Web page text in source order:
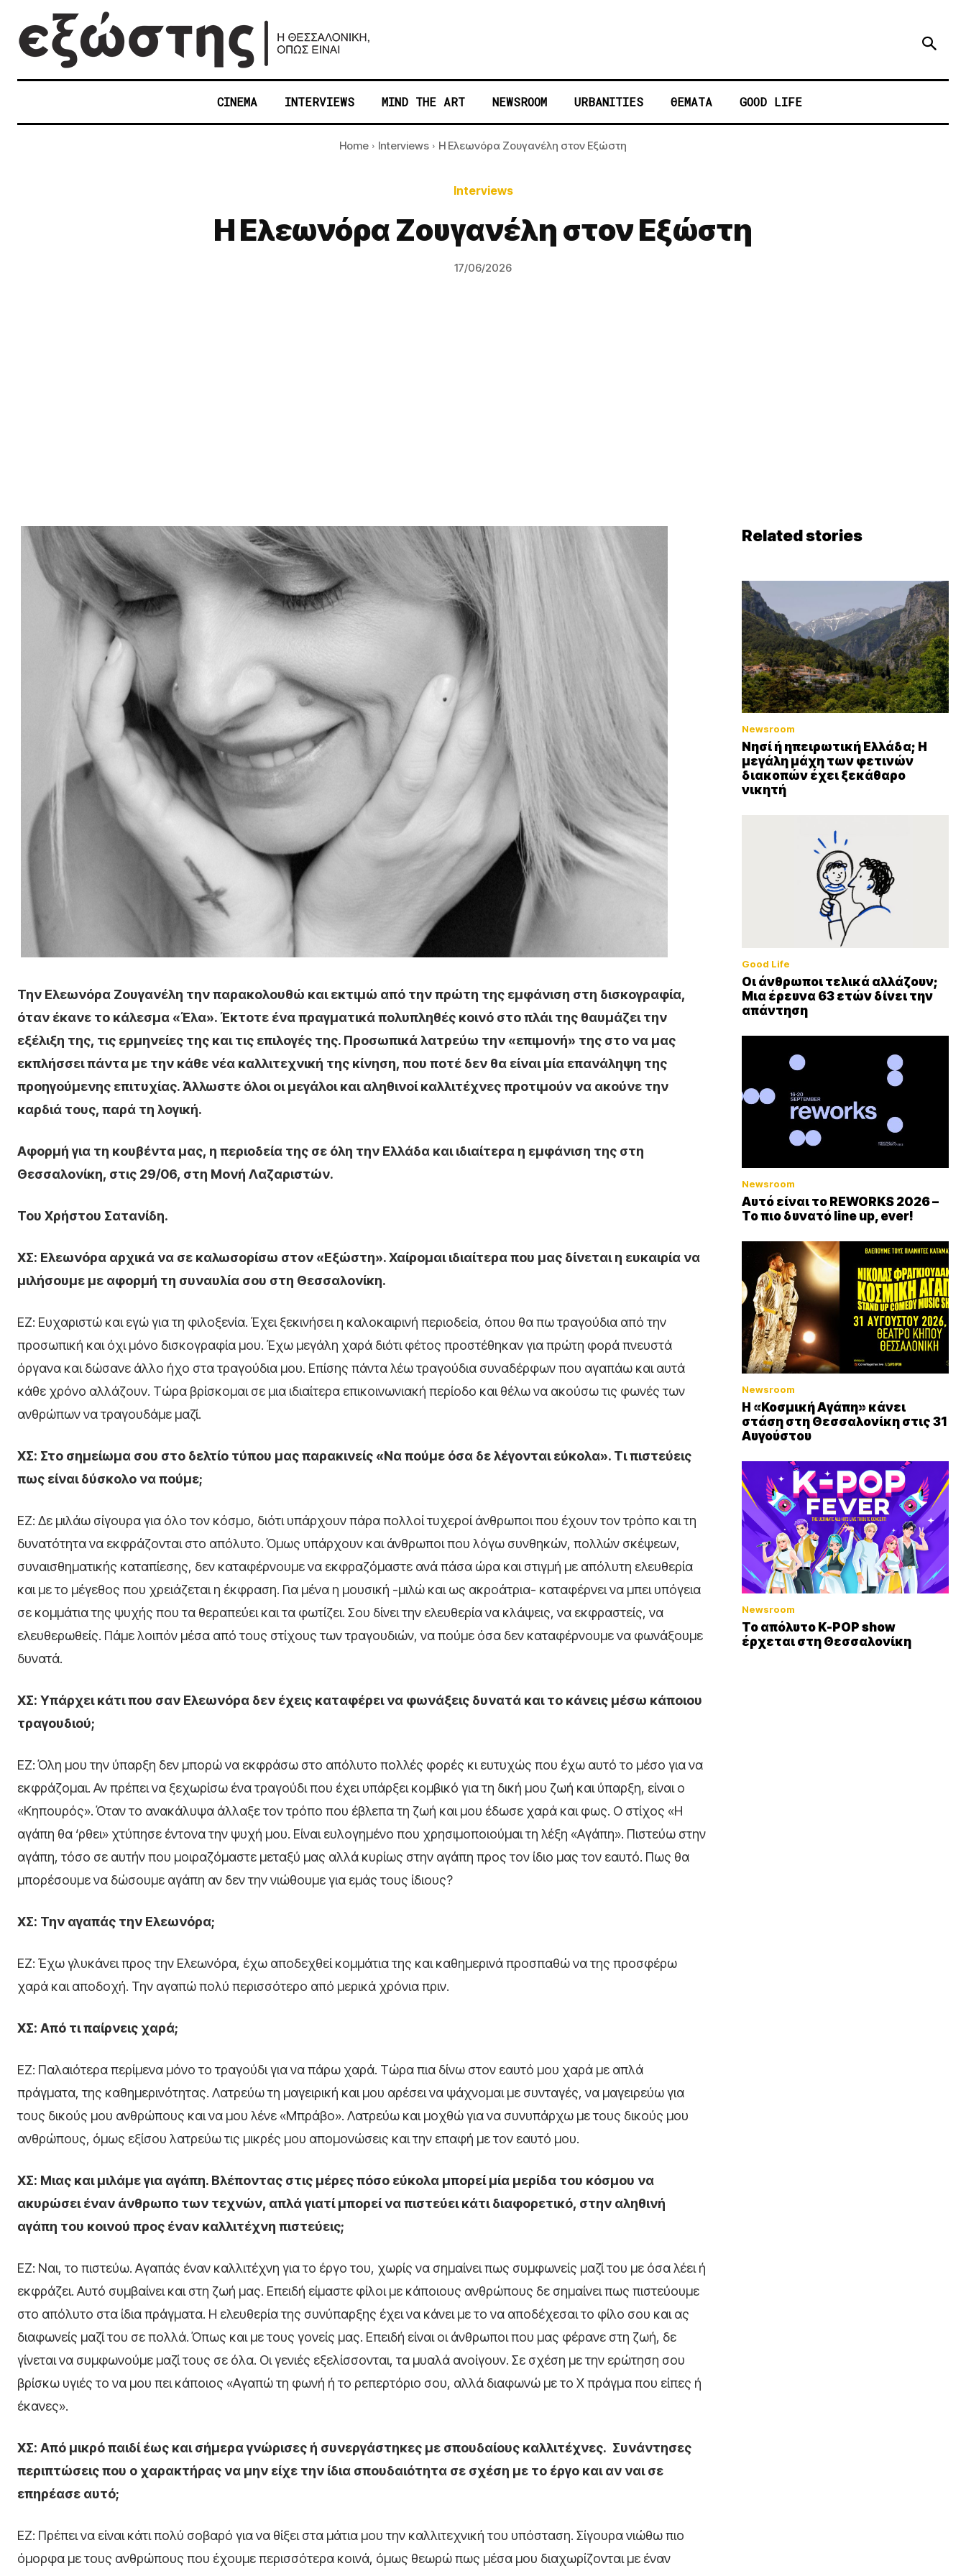
CINEMA INTERVIEWS MIND THE ART NEWSROOM URBANITIES ΘΕΜΑΤΑ GOOD LIFE
Home Interviews Η Ελεωνόρα Ζουγανέλη στον Εξώστη
Interviews
Η Ελεωνόρα Ζουγανέλη στον Εξώστη
17/06/2026
Την Ελεωνόρα Ζουγανέλη την παρακολουθώ και εκτιμώ από την πρώτη της εμφάνιση στη δισκογραφία,
όταν έκανε το κάλεσμα «Έλα». Έκτοτε ένα πραγματικά πολυπληθές κοινό στο πλάι της θαυμάζει την
εξέλιξη της, τις ερμηνείες της και τις επιλογές της. Προσωπικά λατρεύω την «επιμονή» της στο να μας
εκπλήσσει πάντα με την κάθε νέα καλλιτεχνική της κίνηση, που ποτέ δεν θα είναι μία επανάληψη της
προηγούμενης επιτυχίας. Άλλωστε όλοι οι μεγάλοι και αληθινοί καλλιτέχνες προτιμούν να ακούνε την
καρδιά τους, παρά τη λογική.
Αφορμή για τη κουβέντα μας, η περιοδεία της σε όλη την Ελλάδα και ιδιαίτερα η εμφάνιση της στη
Θεσσαλονίκη, στις 29/06, στη Μονή Λαζαριστών.
Του Χρήστου Σατανίδη.
ΧΣ: Ελεωνόρα αρχικά να σε καλωσορίσω στον «Εξώστη». Χαίρομαι ιδιαίτερα που μας δίνεται η ευκαιρία να
μιλήσουμε με αφορμή τη συναυλία σου στη Θεσσαλονίκη.
ΕΖ: Ευχαριστώ και εγώ για τη φιλοξενία. Έχει ξεκινήσει η καλοκαιρινή περιοδεία, όπου θα πω τραγούδια από την
προσωπική και όχι μόνο δισκογραφία μου. Έχω μεγάλη χαρά διότι φέτος προστέθηκαν για πρώτη φορά πνευστά
όργανα και δώσανε άλλο ήχο στα τραγούδια μου. Επίσης πάντα λέω τραγούδια συναδέρφων που αγαπάω και αυτά
κάθε χρόνο αλλάζουν. Τώρα βρίσκομαι σε μια ιδιαίτερα επικοινωνιακή περίοδο και θέλω να ακούσω τις φωνές των
ανθρώπων να τραγουδάμε μαζί.
ΧΣ: Στο σημείωμα σου στο δελτίο τύπου μας παρακινείς «Να πούμε όσα δε λέγονται εύκολα». Τι πιστεύεις
πως είναι δύσκολο να πούμε;
ΕΖ: Δε μιλάω σίγουρα για όλο τον κόσμο, διότι υπάρχουν πάρα πολλοί τυχεροί άνθρωποι που έχουν τον τρόπο και τη
δυνατότητα να εκφράζονται στο απόλυτο. Όμως υπάρχουν και άνθρωποι που λόγω συνθηκών, πολλών σκέψεων,
συναισθηματικής καταπίεσης, δεν καταφέρνουμε να εκφραζόμαστε ανά πάσα ώρα και στιγμή με απόλυτη ελευθερία
και με το μέγεθος που χρειάζεται η έκφραση. Για μένα η μουσική -μιλώ και ως ακροάτρια- καταφέρνει να μπει υπόγεια
σε κομμάτια της ψυχής που τα θεραπεύει και τα φωτίζει. Σου δίνει την ελευθερία να κλάψεις, να εκφραστείς, να
ελευθερωθείς. Πάμε λοιπόν μέσα από τους στίχους των τραγουδιών, να πούμε όσα δεν καταφέρνουμε να φωνάξουμε
δυνατά.
ΧΣ: Υπάρχει κάτι που σαν Ελεωνόρα δεν έχεις καταφέρει να φωνάξεις δυνατά και το κάνεις μέσω κάποιου
τραγουδιού;
ΕΖ: Όλη μου την ύπαρξη δεν μπορώ να εκφράσω στο απόλυτο πολλές φορές κι ευτυχώς που έχω αυτό το μέσο για να
εκφράζομαι. Αν πρέπει να ξεχωρίσω ένα τραγούδι που έχει υπάρξει κομβικό για τη δική μου ζωή και ύπαρξη, είναι ο
«Κηπουρός». Όταν το ανακάλυψα άλλαξε τον τρόπο που έβλεπα τη ζωή και μου έδωσε χαρά και φως. Ο στίχος «Η
αγάπη θα ‘ρθει» χτύπησε έντονα την ψυχή μου. Είναι ευλογημένο που χρησιμοποιούμαι τη λέξη «Αγάπη». Πιστεύω στην
αγάπη, τόσο σε αυτήν που μοιραζόμαστε μεταξύ μας αλλά κυρίως στην αγάπη προς τον ίδιο μας τον εαυτό. Πως θα
μπορέσουμε να δώσουμε αγάπη αν δεν την νιώθουμε για εμάς τους ίδιους?
ΧΣ: Την αγαπάς την Ελεωνόρα;
ΕΖ: Έχω γλυκάνει προς την Ελεωνόρα, έχω αποδεχθεί κομμάτια της και καθημερινά προσπαθώ να της προσφέρω
χαρά και αποδοχή. Την αγαπώ πολύ περισσότερο από μερικά χρόνια πριν.
ΧΣ: Από τι παίρνεις χαρά;
ΕΖ: Παλαιότερα περίμενα μόνο το τραγούδι για να πάρω χαρά. Τώρα πια δίνω στον εαυτό μου χαρά με απλά
πράγματα, της καθημερινότητας. Λατρεύω τη μαγειρική και μου αρέσει να ψάχνομαι με συνταγές, να μαγειρεύω για
τους δικούς μου ανθρώπους και να μου λένε «Μπράβο». Λατρεύω και μοχθώ για να συνυπάρχω με τους δικούς μου
ανθρώπους, όμως εξίσου λατρεύω τις μικρές μου απομονώσεις και την επαφή με τον εαυτό μου.
ΧΣ: Μιας και μιλάμε για αγάπη. Βλέποντας στις μέρες πόσο εύκολα μπορεί μία μερίδα του κόσμου να
ακυρώσει έναν άνθρωπο των τεχνών, απλά γιατί μπορεί να πιστεύει κάτι διαφορετικό, στην αληθινή
αγάπη του κοινού προς έναν καλλιτέχνη πιστεύεις;
ΕΖ: Ναι, το πιστεύω. Αγαπάς έναν καλλιτέχνη για το έργο του, χωρίς να σημαίνει πως συμφωνείς μαζί του με όσα λέει ή
εκφράζει. Αυτό συμβαίνει και στη ζωή μας. Επειδή είμαστε φίλοι με κάποιους ανθρώπους δε σημαίνει πως πιστεύουμε
στο απόλυτο στα ίδια πράγματα. Η ελευθερία της συνύπαρξης έχει να κάνει με το να αποδέχεσαι το φίλο σου και ας
διαφωνείς μαζί του σε πολλά. Όπως και με τους γονείς μας. Επειδή είναι οι άνθρωποι που μας φέρανε στη ζωή, δε
γίνεται να συμφωνούμε μαζί τους σε όλα. Οι γενιές εξελίσσονται, τα μυαλά ανοίγουν. Σε σχέση με την ερώτηση σου
βρίσκω υγιές το να μου πει κάποιος «Αγαπώ τη φωνή ή το ρεπερτόριο σου, αλλά διαφωνώ με το Χ πράγμα που είπες ή
έκανες».
ΧΣ: Από μικρό παιδί έως και σήμερα γνώρισες ή συνεργάστηκες με σπουδαίους καλλιτέχνες. Συνάντησες
περιπτώσεις που ο χαρακτήρας να μην είχε την ίδια σπουδαιότητα σε σχέση με το έργο και αν ναι σε
επηρέασε αυτό;
ΕΖ: Πρέπει να είναι κάτι πολύ σοβαρό για να θίξει στα μάτια μου την καλλιτεχνική του υπόσταση. Σίγουρα νιώθω πιο
όμορφα με τους ανθρώπους που έχουμε περισσότερα κοινά, όμως θεωρώ πως μέσα μου διαχωρίζονται με έναν
Related stories
Newsroom
Νησί ή ηπειρωτική Ελλάδα; Η
μεγάλη μάχη των φετινών
διακοπών έχει ξεκάθαρο
νικητή
Good Life
Οι άνθρωποι τελικά αλλάζουν;
Μια έρευνα 63 ετών δίνει την
απάντηση
Newsroom
Αυτό είναι το REWORKS 2026 –
Το πιο δυνατό line up, ever!
Newsroom
Η «Κοσμική Αγάπη» κάνει
στάση στη Θεσσαλονίκη στις 31
Αυγούστου
Newsroom
Το απόλυτο K-POP show
έρχεται στη Θεσσαλονίκη